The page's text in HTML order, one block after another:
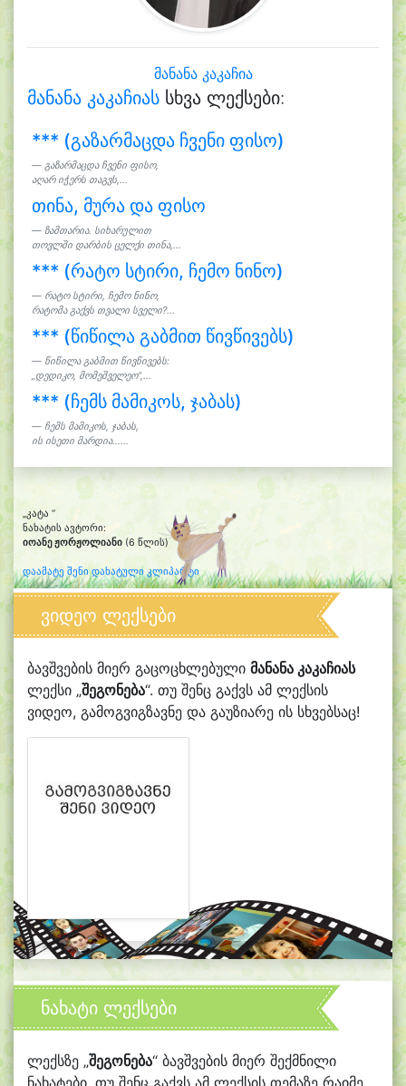
მანანა კაკაჩია
მანანა კაკაჩიას სხვა ლექსები:
*** (გაზარმაცდა ჩვენი ფისო)
გაზარმაცდა ჩვენი ფისო,
აღარ იჭერს თაგვს,...
თინა, მურა და ფისო
ზამთარია. სიხარულით
თოვლში დარბის ცელქი თინა,...
*** (რატო სტირი, ჩემო ნინო)
რატო სტირი, ჩემო ნინო,
რატომა გაქვს თვალი სველი?...
*** (წიწილა გაბმით წივწივებს)
წიწილა გაბმით წივწივებს:
„დედიკო, მომეშველეო“,...
*** (ჩემს მამიკოს, ჯაბას)
ჩემს მამიკოს, ჯაბას,
ის ისეთი მარდია......
„კატა “
ნახატის ავტორი:
იოანე ჟორჟოლიანი (6 წლის)
დაამატე შენი დახატული კლიპარტი
ვიდეო ლექსები
ბავშვების მიერ გაცოცხლებული მანანა კაკაჩიას
ლექსი „შეგონება“. თუ შენც გაქვს ამ ლექსის
ვიდეო, გამოგვიგზავნე და გაუზიარე ის სხვებსაც!
ნახატი ლექსები
ლექსზე „შეგონება“ ბავშვების მიერ შექმნილი
ნახატები. თუ შენც გაქვს ამ ლექსის თემაზე რაიმე